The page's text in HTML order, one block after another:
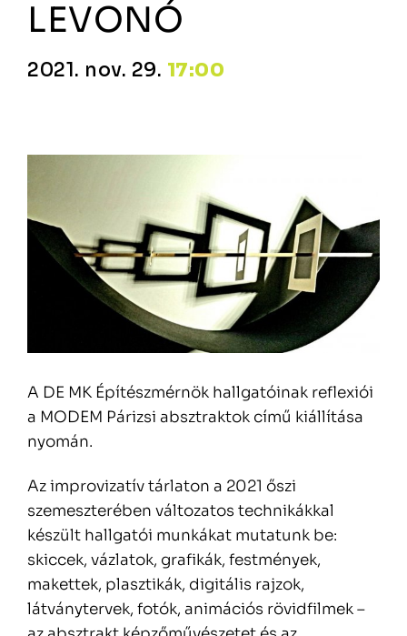
LEVONÓ
2021. nov. 29. 17:00
A DE MK Építészmérnök hallgatóinak reflexiói
a MODEM Párizsi absztraktok című kiállítása
nyomán.
Az improvizatív tárlaton a 2021 őszi
szemeszterében változatos technikákkal
készült hallgatói munkákat mutatunk be:
skiccek, vázlatok, grafikák, festmények,
makettek, plasztikák, digitális rajzok,
látványtervek, fotók, animációs rövidfilmek –